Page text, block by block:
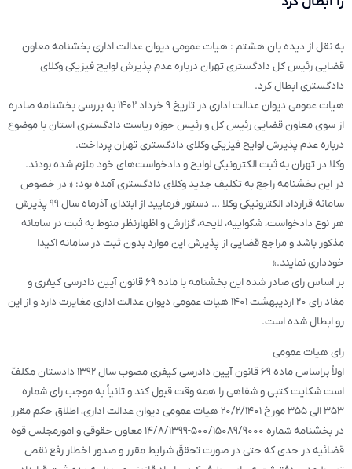
به نقل از دیده بان هشتم : هیات عمومی دیوان عدالت اداری بخشنامه معاون
قضایی رئیس کل دادگستری تهران درباره عدم پذیرش لوایح فیزیکی وکلای
دادگستری ابطال کرد.
هیات عمومی دیوان عدالت اداری در تاریخ ۹ خرداد ۱۴۰۲ به بررسی بخشنامه صادره
از سوی معاون قضایی رئیس کل و رئیس حوزه ریاست دادگستری استان با موضوع
درباره عدم پذیرش لوایح فیزیکی وکلای دادگستری تهران پرداخت.
وکلا در تهران به ثبت الکترونیکی لوایح و دادخواست‌های خود ملزم شده بودند.
در این بخشنامه راجع به تکلیف جدید وکلای دادگستری آمده بود: « در خصوص
سامانه قرارداد الکترونیکی وکلا … دستور فرمایید از ابتدای آذرماه سال ۹۹ پذیرش
هر نوع دادخواست، شکواییه، لایحه، گزارش و اظهارنظر منوط به ثبت در سامانه
مذکور باشد و مراجع قضایی از پذیرش این موارد بدون ثبت در سامانه اکیدا
خودداری نمایند.»
بر اساس رای صادر شده این بخشنامه با ماده ۶۹ قانون آیین دادرسی کیفری و
مفاد رای ۲۰ اردیبهشت ۱۴۰۱ هیات عمومی دیوان عدالت اداری مغایرت دارد و از این
رو ابطال شده است.
رای هیات عمومی
اولاً براساس ماده ۶۹ قانون آیین دادرسی کیفری مصوب سال ۱۳۹۲ دادستان مکلفّ
است شکایت کتبی و شفاهی را همه وقت قبول کند و ثانیاً به موجب رای شماره
۳۵۳ الی ۳۵۵ مورخ ۲۰/۲/۱۴۰۱ هیات عمومی دیوان عدالت اداری، اطلاق حکم مقرر
در بخشنامه شماره ۵۰۰/۱۵۰۸۹/۹۰۰۰-۱۴/۸/۱۳۹۹ معاون حقوقی و امورمجلس قوه
قضائیه در حدی که حتی در صورت تحققّ شرایط مقرر و صدور اخطار رفع نقص